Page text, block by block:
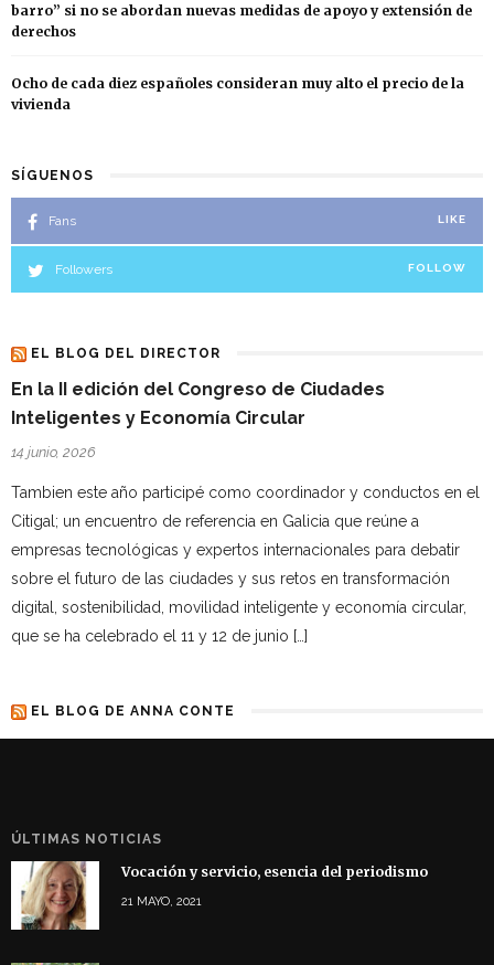
barro” si no se abordan nuevas medidas de apoyo y extensión de
derechos
Ocho de cada diez españoles consideran muy alto el precio de la
vivienda
SÍGUENOS
Fans LIKE
Followers FOLLOW
EL BLOG DEL DIRECTOR
En la II edición del Congreso de Ciudades
Inteligentes y Economía Circular
14 junio, 2026
Tambien este año participé como coordinador y conductos en el
Citigal; un encuentro de referencia en Galicia que reúne a
empresas tecnológicas y expertos internacionales para debatir
sobre el futuro de las ciudades y sus retos en transformación
digital, sostenibilidad, movilidad inteligente y economía circular,
que se ha celebrado el 11 y 12 de junio […]
EL BLOG DE ANNA CONTE
ÚLTIMAS NOTICIAS
Vocación y servicio, esencia del periodismo
21 MAYO, 2021